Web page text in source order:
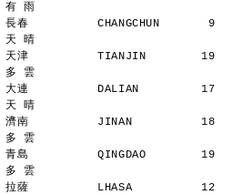
有 雨
長春          CHANGCHUN       9
天 晴
天津          TIANJIN        19
多 雲
大連          DALIAN         17
天 晴
濟南          JINAN          18
多 雲
青島          QINGDAO        19
多 雲
拉薩          LHASA          12